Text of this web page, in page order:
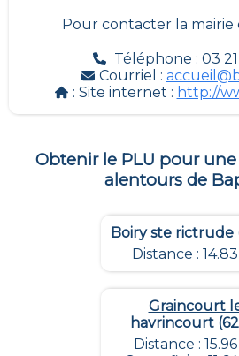
Pour contacter la mairie
Téléphone : 03
Courriel :
: Site internet : http://
Obtenir le PLU pour
alentours de
Boiry ste rictrude
Distance :
Graincourt
havrincourt
Distance :